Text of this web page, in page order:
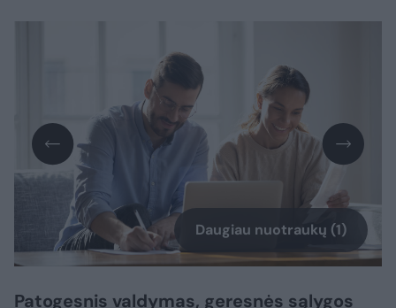
Daugiau nuotraukų (1)
Patogesnis valdymas, geresnės sąlygos